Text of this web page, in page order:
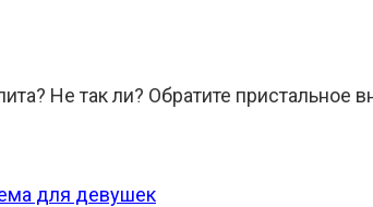
Не так ли? Обратите пристальное
для девушек